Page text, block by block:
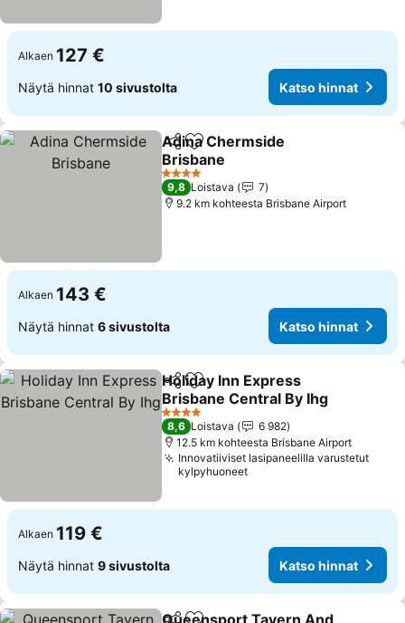
Alkaen 127 €
Näytä hinnat 10 sivustolta Katso hinnat
Jaa Lisää suosikkeihin
Adina Chermside
Brisbane
4 Tähtiluokitus
9,8 Loistava
7
9.2 km kohteesta Brisbane Airport
Alkaen 143 €
Näytä hinnat 6 sivustolta Katso hinnat
Jaa Lisää suosikkeihin
Holiday Inn Express
Brisbane Central By Ihg
4 Tähtiluokitus
8,6 Loistava
6 982
12.5 km kohteesta Brisbane Airport
Innovatiiviset lasipaneelilla varustetut
kylpyhuoneet
Alkaen 119 €
Näytä hinnat 9 sivustolta Katso hinnat
Queensport Tavern And